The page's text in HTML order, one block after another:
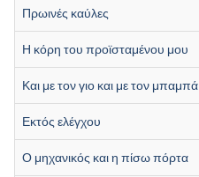
Πρωινές καύλες
Η κόρη του προϊσταμένου μου
Και με τον γιο και με τον μπαμπά
Εκτός ελέγχου
Ο μηχανικός και η πίσω πόρτα